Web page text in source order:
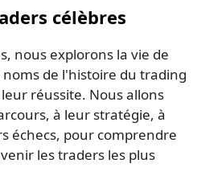
célèbres
nous explorons la vie de
de l'histoire du trading
réussite. Nous allons
à leur stratégie, à
échecs, pour comprendre
les traders les plus